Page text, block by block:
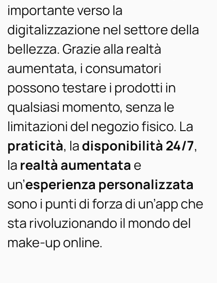
importante verso la
digitalizzazione nel settore della
bellezza. Grazie alla realtà
aumentata, i consumatori
possono testare i prodotti in
qualsiasi momento, senza le
limitazioni del negozio fisico. La
praticità, ladisponibilità 24/7,
la realtà aumentata e
un’esperienza personalizzata
sono i punti di forza di un’app che
sta rivoluzionando il mondo del
make-up online.